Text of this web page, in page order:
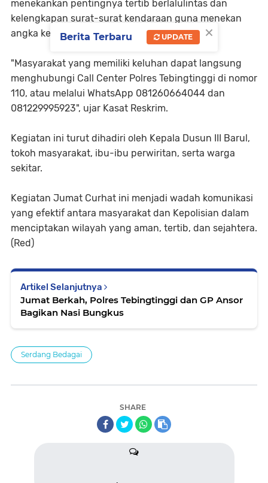
menekankan pentingnya tertib berlalulintas dan
kelengkapan surat-surat kendaraan guna menekan
angka kecelakaan lalu lintas.
"Masyarakat yang memiliki keluhan dapat langsung
menghubungi Call Center Polres Tebingtinggi di nomor
110, atau melalui WhatsApp 081260664044 dan
081229995923", ujar Kasat Reskrim.
Kegiatan ini turut dihadiri oleh Kepala Dusun III Barul,
tokoh masyarakat, ibu-ibu perwiritan, serta warga
sekitar.
Kegiatan Jumat Curhat ini menjadi wadah komunikasi
yang efektif antara masyarakat dan Kepolisian dalam
menciptakan wilayah yang aman, tertib, dan sejahtera.
(Red)
Artikel Selanjutnya
Jumat Berkah, Polres Tebingtinggi dan GP Ansor
Bagikan Nasi Bungkus
Serdang Bedagai
SHARE
×
Berita Terbaru UPDATE